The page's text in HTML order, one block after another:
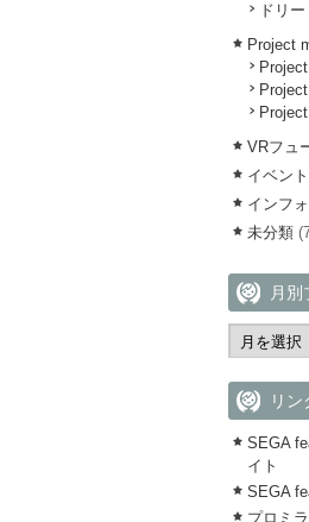
ドリ
Project
VRフュ
イベント
インフ
未分類
月
リン
SEGA
イト
SEGA
プロミ